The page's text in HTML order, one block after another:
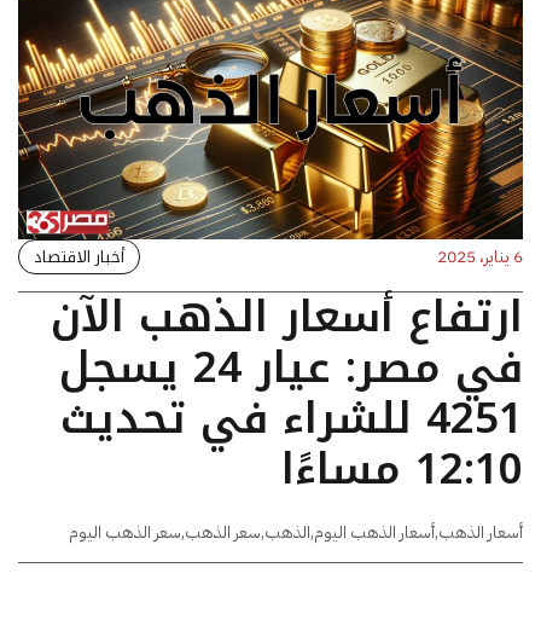
6 يناير، 2025 أخبار الاقتصاد
ارتفاع أسعار الذهب الآن
في مصر: عيار 24 يسجل
4251 للشراء في تحديث
12:10 مساءًا
أسعار الذهب,أسعار الذهب اليوم,الذهب,سعر الذهب,سعر الذهب اليوم